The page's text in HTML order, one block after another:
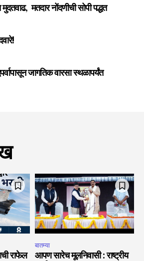
मतदार नोंदणीची सोपी पद्धत
जागतिक वारसा स्थळापर्यंत
राफेल
बातम्या
आपण सारेच मूलनिवासी : राष्ट्रीय